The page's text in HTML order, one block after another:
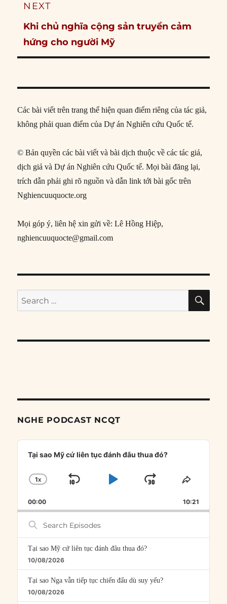
NEXT
Next
post:
Khi chủ nghĩa cộng sản truyền cảm
hứng cho người Mỹ
Các bài viết trên trang thể hiện quan điểm riêng của tác giả,
không phải quan điểm của Dự án Nghiên cứu Quốc tế.
© Bản quyền các bài viết và bài dịch thuộc về các tác giả,
dịch giả và Dự án Nghiên cứu Quốc tế. Mọi bài đăng lại,
trích dẫn phải ghi rõ nguồn và dẫn link tới bài gốc trên
Nghiencuuquocte.org
Mọi góp ý, liên hệ xin gửi về: Lê Hồng Hiệp,
nghiencuuquocte@gmail.com
Search
for:
NGHE PODCAST NCQT
Audio
Player
Tại sao Mỹ cứ liên tục đánh đâu thua đó?
CHANGE
RATE
1X
SKIP
PLAYJUMP
FORWARD
SHARE
00:00 10:21
Search
Episodes
Tại sao Mỹ cứ liên tục đánh đâu thua đó?
10/08/2026
Tại sao Nga vẫn tiếp tục chiến đấu dù suy yếu?
10/08/2026